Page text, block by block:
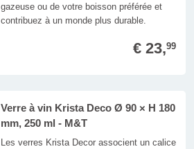
gazeuse ou de votre boisson préférée et
contribuez à un monde plus durable.
€ 23,99
Verre à vin Krista Deco Ø 90 × H 180
mm, 250 ml - M&T
Les verres Krista Decor associent un calice